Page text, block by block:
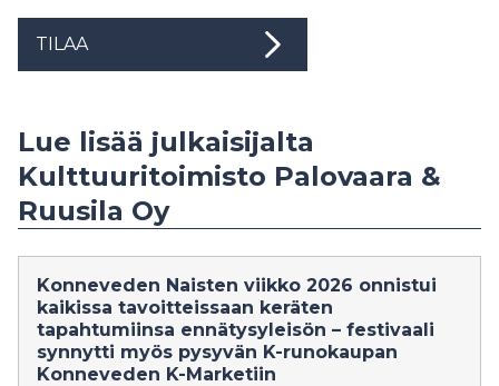
TILAA
Lue lisää julkaisijalta
Kulttuuritoimisto Palovaara &
Ruusila Oy
Konneveden Naisten viikko 2026 onnistui
kaikissa tavoitteissaan keräten
tapahtumiinsa ennätysyleisön – festivaali
synnytti myös pysyvän K-runokaupan
Konneveden K-Marketiin